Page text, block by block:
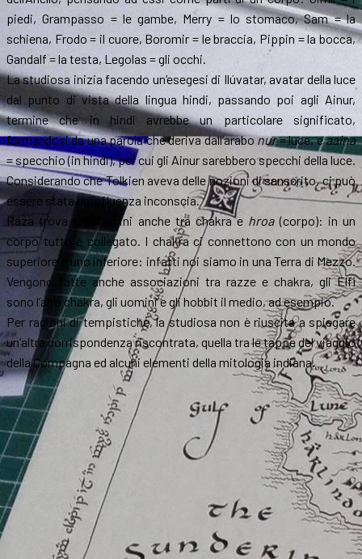
piedi, Grampasso = le gambe, Merry = lo stomaco, Sam = la
schiena, Frodo = il cuore, Boromir = le braccia, Pippin = la bocca,
Gandalf = la testa, Legolas = gli occhi.
La studiosa inizia facendo un’esegesi di Ilúvatar, avatar della luce
dal punto di vista della lingua hindi, passando poi agli Ainur,
termine che in hindi avrebbe un particolare significato,
formandosi da una parola che deriva dall’arabonur= luce, eaaina
= specchio (in hindi), per cui gli Ainur sarebbero specchi della luce.
Considerando che Tolkien aveva delle nozioni di sanscrito, ci può
essere stata un’influenza inconscia.
Raza trova similitudini anche tra chakra e hroa(corpo): in un
corpo tutto è collegato. I chakra ci connettono con un mondo
superiore e uno inferiore: infatti noi siamo in una Terra di Mezzo.
Vengono fatte anche associazioni tra razze e chakra, gli Elfi
sono l’alto chakra, gli uomini e gli hobbit il medio, ad esempio.
Per ragioni di tempistiche, la studiosa non è riuscita a spiegare
un’altra corrispondenza riscontrata, quella tra le tappe del viaggio
della Compagna ed alcuni elementi della mitologia indiana.